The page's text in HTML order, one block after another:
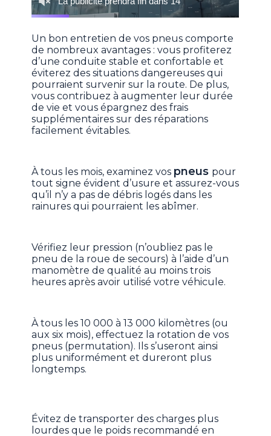
Un bon entretien de vos pneus comporte
de nombreux avantages : vous profiterez
d’une conduite stable et confortable et
éviterez des situations dangereuses qui
pourraient survenir sur la route. De plus,
vous contribuez à augmenter leur durée
de vie et vous épargnez des frais
supplémentaires sur des réparations
facilement évitables.
À tous les mois, examinez vos pneus pour
tout signe évident d’usure et assurez-vous
qu’il n’y a pas de débris logés dans les
rainures qui pourraient les abîmer.
Vérifiez leur pression (n’oubliez pas le
pneu de la roue de secours) à l’aide d’un
manomètre de qualité au moins trois
heures après avoir utilisé votre véhicule.
À tous les 10 000 à 13 000 kilomètres (ou
aux six mois), effectuez la rotation de vos
pneus (permutation). Ils s’useront ainsi
plus uniformément et dureront plus
longtemps.
Évitez de transporter des charges plus
lourdes que le poids recommandé en